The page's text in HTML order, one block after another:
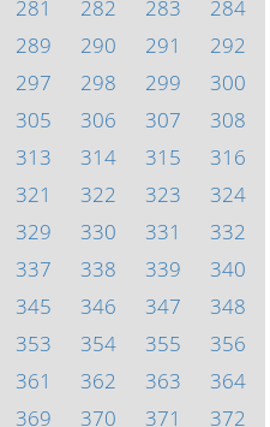
281 282 283
284
289 290 291
292
297 298 299
300
305 306 307
308
313 314 315
316
321 322 323
324
329 330 331
332
337 338 339
340
345 346 347
348
353 354 355
356
361 362 363
364
369 370 371 372